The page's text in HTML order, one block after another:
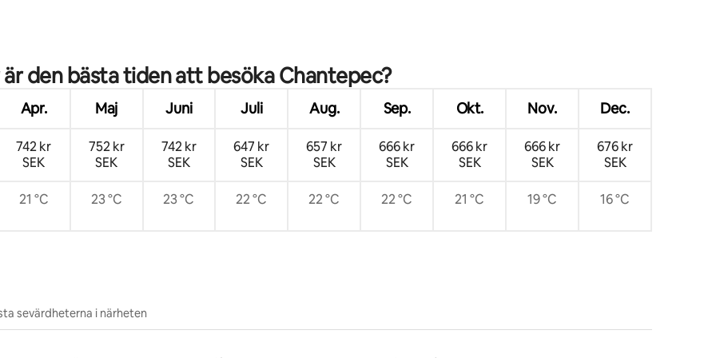
betyg, 68 omdömen
är den bästa tiden att besöka Chantepec?
Apr. Maj Juni Juli Aug. Sep. Okt. Nov. Dec.
742 kr
SEK
752 kr
SEK
742 kr
SEK
647 kr
SEK
657 kr
SEK
666 kr
SEK
666 kr
SEK
666 kr
SEK
676 kr
SEK
21 °C 23 °C 23 °C 22 °C 22 °C 22 °C 21 °C 19 °C 16 °C
sevärdheterna i närheten